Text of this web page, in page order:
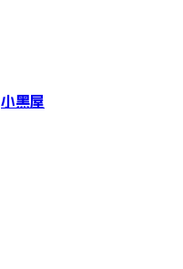
小黑屋